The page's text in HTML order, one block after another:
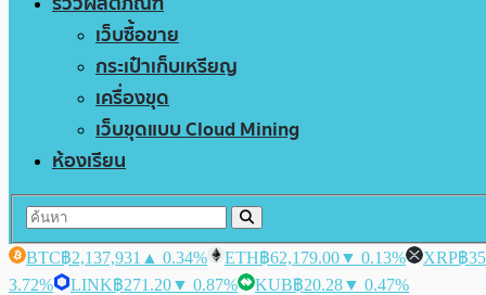
เว็บซื้อขาย
กระเป๋าเก็บเหรียญ
เครื่องขุด
เว็บขุดแบบ Cloud Mining
ห้องเรียน
BTC฿2,137,931 ▲ 0.34% ETH฿62,179.00▼ 0.13% XRP฿
3.72%
LINK฿271.20▼ 0.87% KUB฿20.28▼ 0.47%